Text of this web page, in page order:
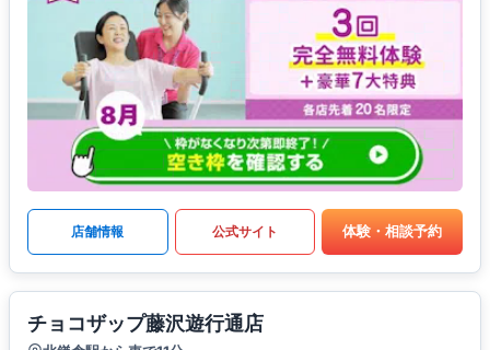
店舗情報 公式サイト 体験・相談予約
チョコザップ藤沢遊行通店